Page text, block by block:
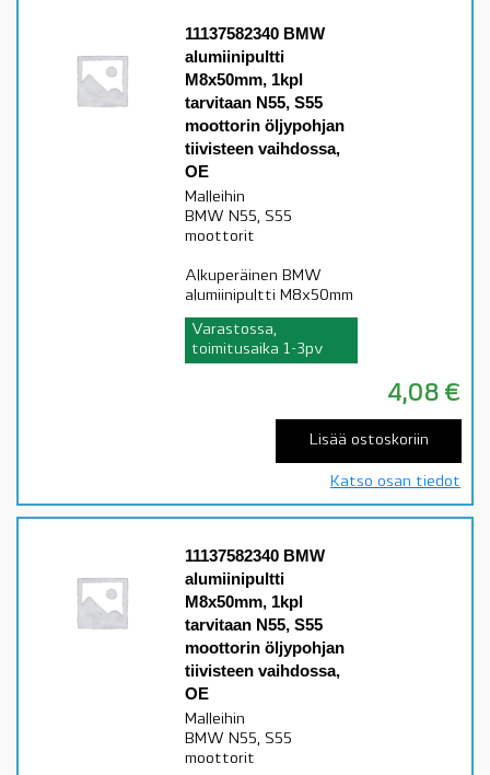
11137582340 BMW
alumiinipultti
M8x50mm, 1kpl
tarvitaan N55, S55
moottorin öljypohjan
tiivisteen vaihdossa,
OE
Malleihin
BMW N55, S55
moottorit
Alkuperäinen BMW
alumiinipultti M8x50mm
Varastossa,
toimitusaika 1-3pv
4,08 €
Lisää ostoskoriin
Katso osan tiedot
11137582340 BMW
alumiinipultti
M8x50mm, 1kpl
tarvitaan N55, S55
moottorin öljypohjan
tiivisteen vaihdossa,
OE
Malleihin
BMW N55, S55
moottorit